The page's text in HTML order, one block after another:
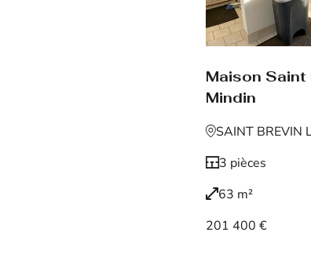
Maison
Mindin
SAINT BREVIN
3 pièces
63 m²
201 400 €